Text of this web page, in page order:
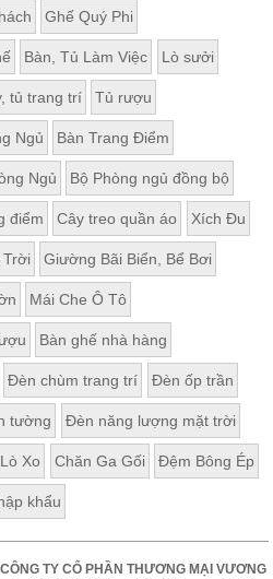
Ghế Quý Phi
Bàn, Tủ Làm Việc Lò sưởi
tủ trang trí Tủ rượu
Ngủ Bàn Trang Điểm
Ngủ Bộ Phòng ngủ đồng bộ
điểm Cây treo quần áo Xích Đu
Trời Giường Bãi Biển, Bể Bơi
Mái Che Ô Tô
Bàn ghế nhà hàng
Đèn chùm trang trí Đèn ốp trần
tường Đèn năng lượng mặt trời
Xo Chăn Ga Gối Đệm Bông Ép
khẩu
CÔNG TY CỔ PHẦN THƯƠNG MẠI VƯƠNG